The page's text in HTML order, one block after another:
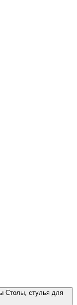
Столы, стулья для